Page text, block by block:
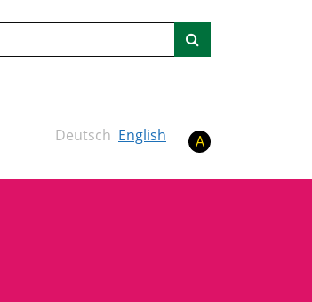
Deutsch English A